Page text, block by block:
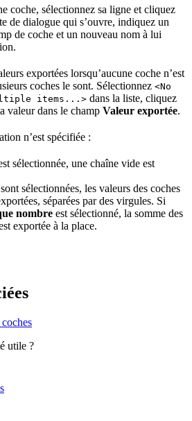
coche, sélectionnez sa ligne et cliquez
de dialogue qui s’ouvre, indiquez un
de coche et un nouveau nom à lui
exportées lorsqu’aucune coche n’est
coches le sont. Sélectionnez <No
items...> dans la liste, cliquez
valeur dans le champ Valeur exportée.
n’est spécifiée :
sélectionnée, une chaîne vide est
sélectionnées, les valeurs des coches
séparées par des virgules. Si
nombre est sélectionné, la somme des
exportée à la place.
utile ?